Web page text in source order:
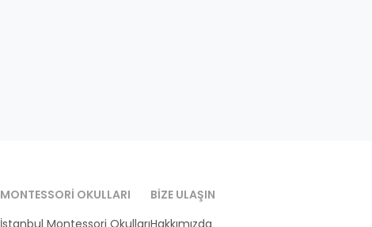
MONTESSORI OKULLARI
İstanbul Montessori Okulları
BIZE ULAŞIN
Hakkımızda